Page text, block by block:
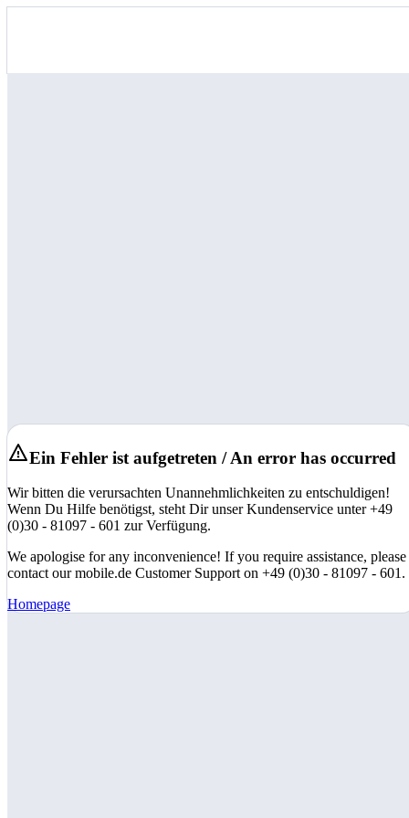
Ein Fehler ist aufgetreten / An error has occurred
Wir bitten die verursachten Unannehmlichkeiten zu entschuldigen!
Wenn Du Hilfe benötigst, steht Dir unser Kundenservice unter +49
(0)30 - 81097 - 601 zur Verfügung.
We apologise for any inconvenience! If you require assistance, please
contact our mobile.de Customer Support on +49 (0)30 - 81097 - 601.
Homepage